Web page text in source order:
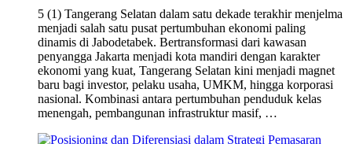
5 (1) Tangerang Selatan dalam satu dekade terakhir menjelma
menjadi salah satu pusat pertumbuhan ekonomi paling
dinamis di Jabodetabek. Bertransformasi dari kawasan
penyangga Jakarta menjadi kota mandiri dengan karakter
ekonomi yang kuat, Tangerang Selatan kini menjadi magnet
baru bagi investor, pelaku usaha, UMKM, hingga korporasi
nasional. Kombinasi antara pertumbuhan penduduk kelas
menengah, pembangunan infrastruktur masif, …